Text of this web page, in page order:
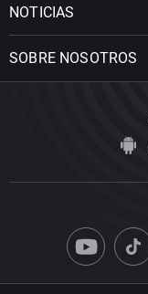
NOTICIAS
SOBRE NOSOTROS